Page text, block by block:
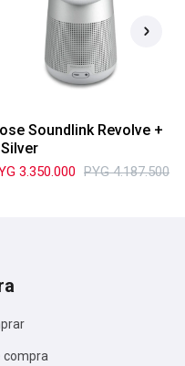
Soundlink Revolve +
Silver
3.350.000 PYG 4.187.500
compra